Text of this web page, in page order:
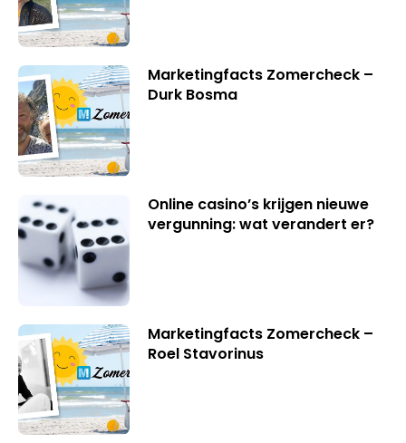
Marketingfacts Zomercheck –
Durk Bosma
Online casino’s krijgen nieuwe
vergunning: wat verandert er?
Marketingfacts Zomercheck –
Roel Stavorinus